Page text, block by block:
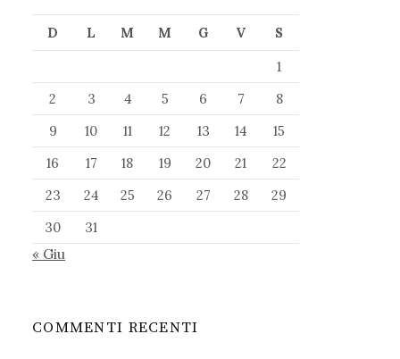
D L M M G V
S
1
2
3 4 5 6 7
8
9
10 11 12 13 14
15
16
17 18 19 20 21
22
23
24 25 26 27 28
29
30
31
« Giu
COMMENTI RECENTI